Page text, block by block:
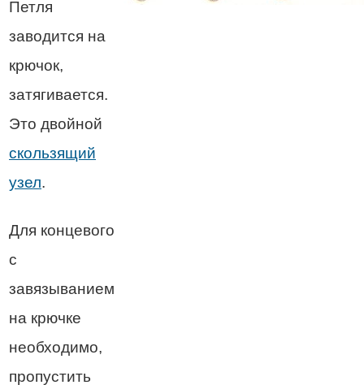
Петля
заводится на
крючок,
затягивается.
Это двойной
скользящий
узел.
Для концевого
с
завязыванием
на крючке
необходимо,
пропустить